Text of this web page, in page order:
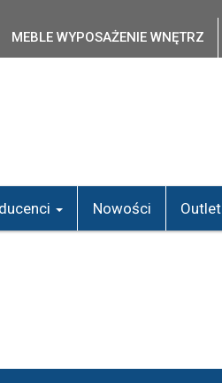
MEBLE WYPOSAŻENIE WNĘTRZ
Nowości Outlet